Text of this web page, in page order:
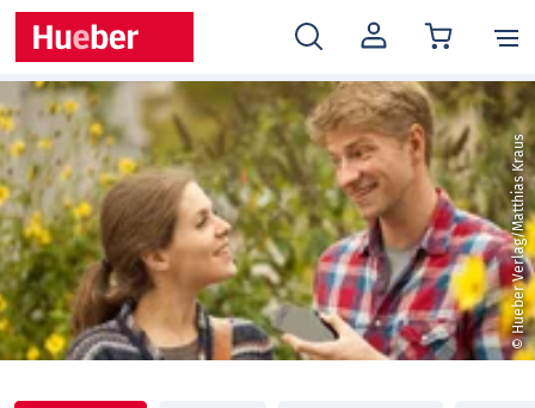
MEIN
KONTO
© Hueber Verlag/Matthias Kraus